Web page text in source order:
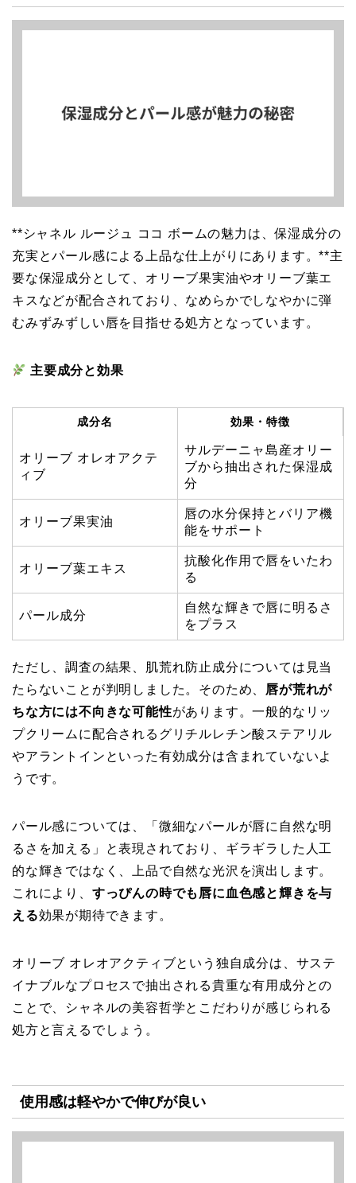
**シャネル ルージュ ココ ボームの魅力は、保湿成分の
充実とパール感による上品な仕上がりにあります。**主
要な保湿成分として、オリーブ果実油やオリーブ葉エ
キスなどが配合されており、なめらかでしなやかに弾
むみずみずしい唇を目指せる処方となっています。
主要成分と効果
成分名 効果・特徴
オリーブ オレオアクテ
ィブ
サルデーニャ島産オリー
ブから抽出された保湿成
分
オリーブ果実油
唇の水分保持とバリア機
能をサポート
オリーブ葉エキス
抗酸化作用で唇をいたわ
る
パール成分
自然な輝きで唇に明るさ
をプラス
ただし、調査の結果、肌荒れ防止成分については見当
たらないことが判明しました。そのため、 唇が荒れが
ちな方には不向きな可能性があります。一般的なリッ
プクリームに配合されるグリチルレチン酸ステアリル
やアラントインといった有効成分は含まれていないよ
うです。
パール感については、「微細なパールが唇に自然な明
るさを加える」と表現されており、ギラギラした人工
的な輝きではなく、上品で自然な光沢を演出します。
これにより、 すっぴんの時でも唇に血色感と輝きを与
える効果が期待できます。
オリーブ オレオアクティブという独自成分は、サステ
イナブルなプロセスで抽出される貴重な有用成分との
ことで、シャネルの美容哲学とこだわりが感じられる
処方と言えるでしょう。
使用感は軽やかで伸びが良い